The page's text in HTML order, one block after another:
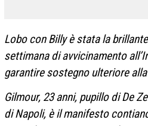
Lobo con Billy è stata la
settimana di avvicinamento
garantire sostegno ulteriore
Gilmour, 23 anni, pupillo di De
di Napoli, è il manifesto